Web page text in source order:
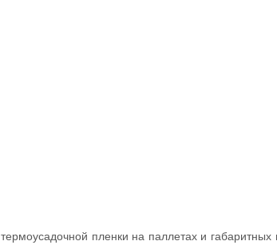
пленки на паллетах и габаритных